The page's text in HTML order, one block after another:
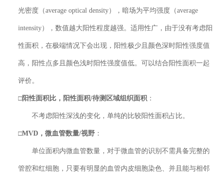
光密度（average optical density），暗场为平均强度（average
intensity），数值越大阳性程度越强。适用性广，由于没有考虑阳
性面积，在极端情况下会出现，阳性极少且颜色深时阳性强度值
高，阳性点多且颜色浅时阳性强度值低。可以结合阳性面积一起
评价。
□阳性面积比 ，阳性面积/待测区域组织面积 ：
不考虑阳性深浅的变化，单纯的比较阳性面积占比。
□MVD ，微血管数量/视野 ：
单位面积内微血管数量，对于微血管的识别不需具备完整的
管腔和红细胞，只要有明显的血管内皮细胞染色、并且能与相邻